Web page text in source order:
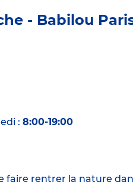
- Babilou
: 8:00-19:00
rentrer la nature